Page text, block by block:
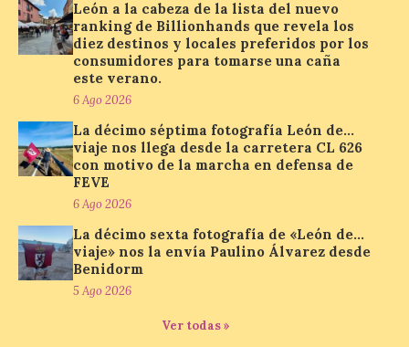
Paradores renueva su
compromiso con La Vuelta
como patrocinador oficial
7 Ago 2026
en la zona de descanso
y, como novedad, en el
Leaders Lounge, dos espacios exclusivos
para los ciclistas. El recorrido de La
Vuelta discurrirá junto a 17 […]
León a la cabeza de la lista del nuevo
ranking de Billionhands que revela los
diez destinos y locales preferidos por los
consumidores para tomarse una caña
este verano.
6 Ago 2026
La décimo séptima fotografía León de…
viaje nos llega desde la carretera CL 626
con motivo de la marcha en defensa de
FEVE
6 Ago 2026
La décimo sexta fotografía de «León de…
viaje» nos la envía Paulino Álvarez desde
Benidorm
5 Ago 2026
Ver todas »